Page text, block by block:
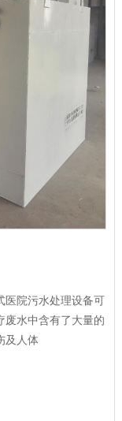
医院污水处理设备可
废水中含有了大量的
及人体